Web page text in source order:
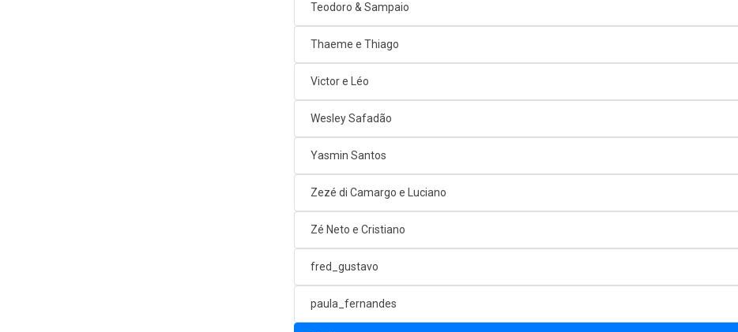
Teodoro & Sampaio
Thaeme e Thiago
Victor e Léo
Wesley Safadão
Yasmin Santos
Zezé di Camargo e Luciano
Zé Neto e Cristiano
fred_gustavo
paula_fernandes